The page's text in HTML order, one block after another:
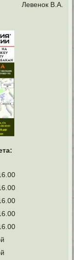
Левенок В.А.